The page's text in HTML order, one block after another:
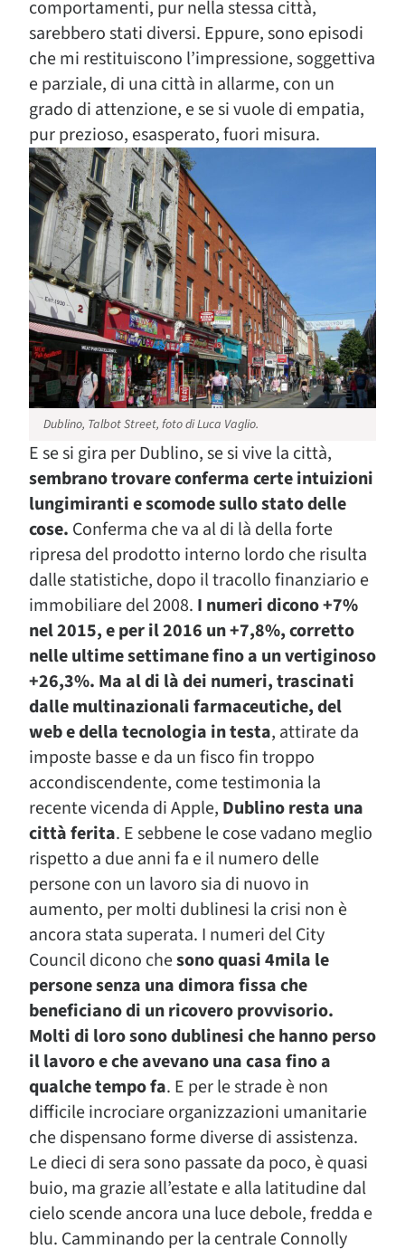
comportamenti, pur nella stessa città,
sarebbero stati diversi. Eppure, sono episodi
che mi restituiscono l’impressione, soggettiva
e parziale, di una città in allarme, con un
grado di attenzione, e se si vuole di empatia,
pur prezioso, esasperato, fuori misura.
Dublino, Talbot Street, foto di Luca Vaglio.
E se si gira per Dublino, se si vive la città,
sembrano trovare conferma certe intuizioni
lungimiranti e scomode sullo stato delle
cose. Conferma che va al di là della forte
ripresa del prodotto interno lordo che risulta
dalle statistiche, dopo il tracollo finanziario e
immobiliare del 2008. I numeri dicono +7%
nel 2015, e per il 2016 un +7,8%, corretto
nelle ultime settimane fino a un vertiginoso
+26,3%. Ma al di là dei numeri, trascinati
dalle multinazionali farmaceutiche, del
web e della tecnologia in testa, attirate da
imposte basse e da un fisco fin troppo
accondiscendente, come testimonia la
recente vicenda di Apple, Dublino resta una
città ferita. E sebbene le cose vadano meglio
rispetto a due anni fa e il numero delle
persone con un lavoro sia di nuovo in
aumento, per molti dublinesi la crisi non è
ancora stata superata. I numeri del City
Council dicono chesono quasi 4mila le
persone senza una dimora fissa che
beneficiano di un ricovero provvisorio.
Molti di loro sono dublinesi che hanno perso
il lavoro e che avevano una casa fino a
qualche tempo fa. E per le strade è non
difficile incrociare organizzazioni umanitarie
che dispensano forme diverse di assistenza.
Le dieci di sera sono passate da poco, è quasi
buio, ma grazie all’estate e alla latitudine dal
cielo scende ancora una luce debole, fredda e
blu. Camminando per la centrale Connolly